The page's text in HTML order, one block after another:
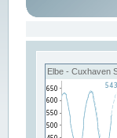
Elbe - Cuxhaven